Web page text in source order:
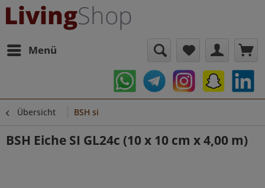
Menü
Übersicht BSH si
BSH Eiche SI GL24c (10 x 10 cm x 4,00 m)